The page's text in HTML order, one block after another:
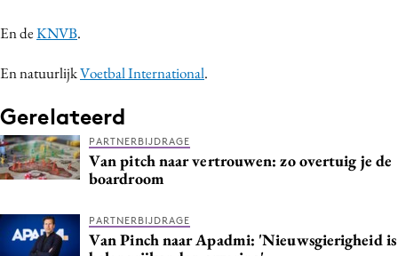
En deKNVB.
En natuurlijkVoetbal International.
Gerelateerd
PARTNERBIJDRAGE
Van pitch naar vertrouwen: zo overtuig je de
boardroom
PARTNERBIJDRAGE
Van Pinch naar Apadmi: 'Nieuwsgierigheid is